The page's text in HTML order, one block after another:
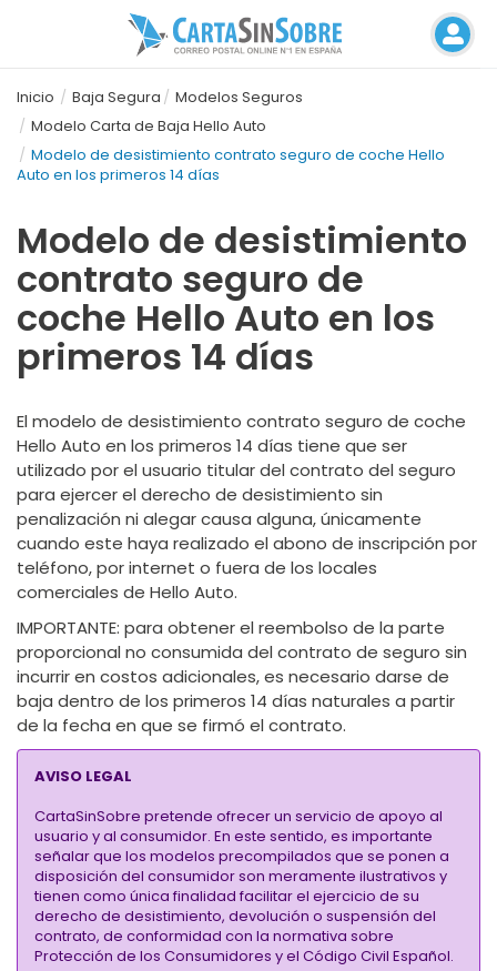
Inicio Baja Segura
Modelos Seguros
Modelo Carta de Baja Hello Auto
Modelo de desistimiento contrato seguro de coche Hello
Auto en los primeros 14 días
Modelo de desistimiento
contrato seguro de
coche Hello Auto en los
primeros 14 días
El modelo de desistimiento contrato seguro de coche
Hello Auto en los primeros 14 días tiene que ser
utilizado por el usuario titular del contrato del seguro
para ejercer el derecho de desistimiento sin
penalización ni alegar causa alguna, únicamente
cuando este haya realizado el abono de inscripción por
teléfono, por internet o fuera de los locales
comerciales de Hello Auto.
IMPORTANTE: para obtener el reembolso de la parte
proporcional no consumida del contrato de seguro sin
incurrir en costos adicionales, es necesario darse de
baja dentro de los primeros 14 días naturales a partir
de la fecha en que se firmó el contrato.
AVISO LEGAL
CartaSinSobre pretende ofrecer un servicio de apoyo al
usuario y al consumidor. En este sentido, es importante
señalar que los modelos precompilados que se ponen a
disposición del consumidor son meramente ilustrativos y
tienen como única finalidad facilitar el ejercicio de su
derecho de desistimiento, devolución o suspensión del
contrato, de conformidad con la normativa sobre
Protección de los Consumidores y el Código Civil Español.